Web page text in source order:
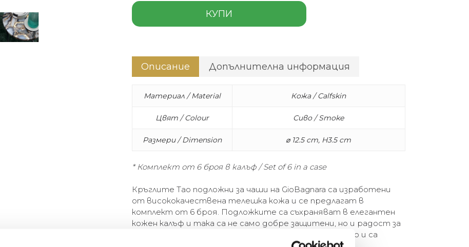
КУПИ
Описание Допълнителна информация
Материал / Material Кожа / Calfskin
Цвят / Colour Сиво / Smoke
Размери / Dimension ⌀ 12.5 cm, H3.5 cm
* Комплект от 6 броя в калъф / Set of 6 in a case
Кръглите Tao подложни за чаши на GioBagnara са изработени
от висококачествена телешка кожа и се предлагат в
комплект от 6 броя. Подложките са съхраняват в елегантен
кожен калъф и така са не само добре защитени, но и радост за
окото. Подложките за чаши Taо се поддържат лесно и са